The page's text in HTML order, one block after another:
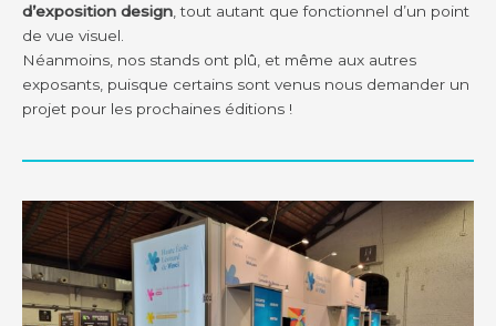
d’exposition design , tout autant que fonctionnel d’un point
de vue visuel.
Néanmoins, nos stands ont plû, et même aux autres
exposants, puisque certains sont venus nous demander un
projet pour les prochaines éditions !